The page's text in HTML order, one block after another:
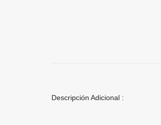
Descripción Adicional :